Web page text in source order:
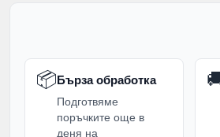
📦Бърза обработка
Подготвяме
поръчките още в
деня на